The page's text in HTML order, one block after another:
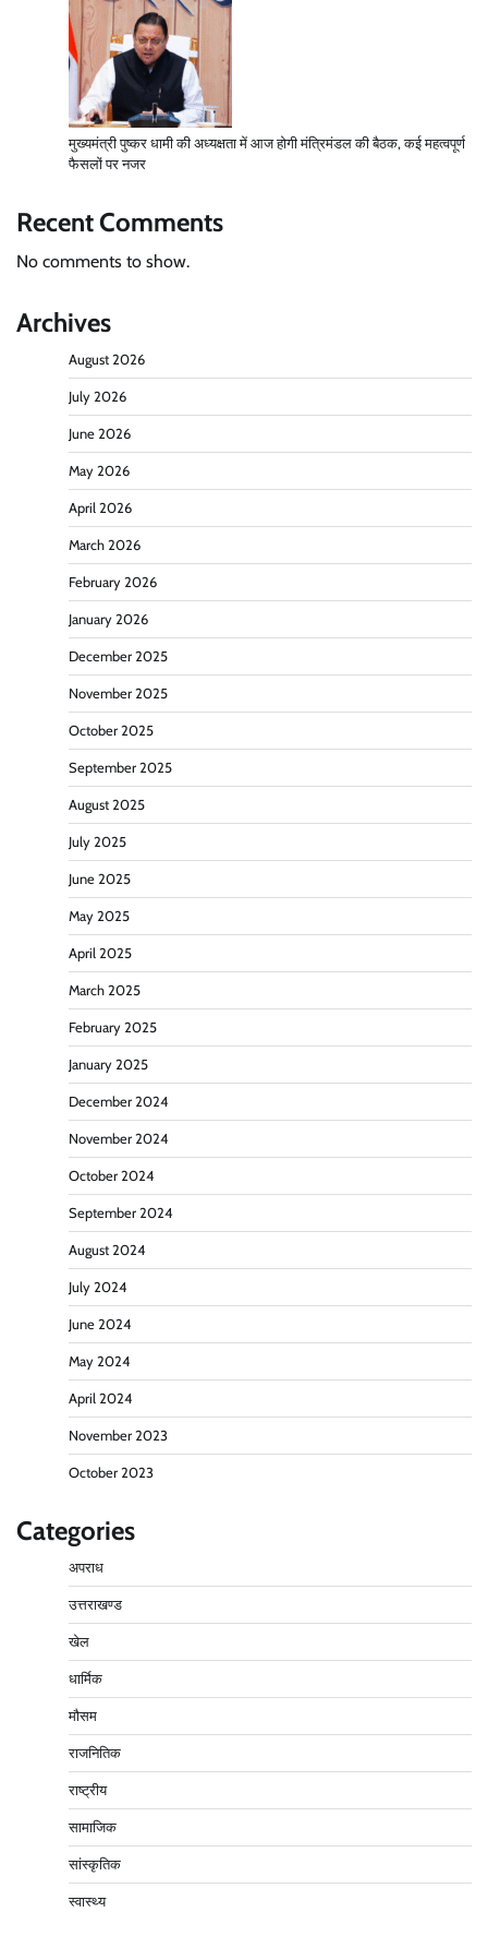
मुख्यमंत्री पुष्कर धामी की अध्यक्षता में आज होगी मंत्रिमंडल की बैठक, कई महत्वपूर्ण
फैसलों पर नजर
Recent Comments
No comments to show.
Archives
August 2026
July 2026
June 2026
May 2026
April 2026
March 2026
February 2026
January 2026
December 2025
November 2025
October 2025
September 2025
August 2025
July 2025
June 2025
May 2025
April 2025
March 2025
February 2025
January 2025
December 2024
November 2024
October 2024
September 2024
August 2024
July 2024
June 2024
May 2024
April 2024
November 2023
October 2023
Categories
अपराध
उत्तराखण्ड
खेल
धार्मिक
मौसम
राजनितिक
राष्ट्रीय
सामाजिक
सांस्कृतिक
स्वास्थ्य